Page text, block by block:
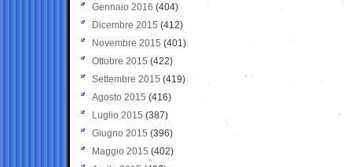
Gennaio 2016 (404)
Dicembre 2015 (412)
Novembre 2015 (401)
Ottobre 2015 (422)
Settembre 2015 (419)
Agosto 2015 (416)
Luglio 2015 (387)
Giugno 2015 (396)
Maggio 2015 (402)